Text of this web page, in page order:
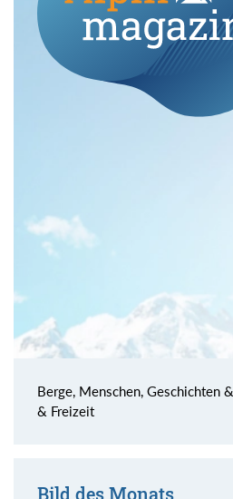
Berge, Menschen, Geschichten
& Freizeit
Bild des Monats